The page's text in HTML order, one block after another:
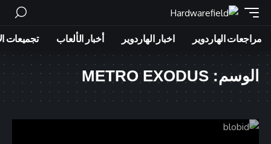
مراجعات الهاردوير اخبار الهاردوير أخبار الألعاب تجميعات
الوسم: METRO EXODUS